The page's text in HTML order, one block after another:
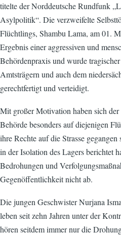
titelte der Norddeutsche Rundfunk
Asylpolitik“. Die verzweifelte
Flüchtlings, Shambu Lama, am 01.
Ergebnis einer aggressiven und
Behördenpraxis und wurde
Amtsträgern und auch dem
gerechtfertigt und verteidigt.
Mit großer Motivation haben sich
Behörde besonders auf diejenigen
ihre Rechte auf die Strasse
in der Isolation des Lagers berichtet
Bedrohungen und
Gegenöffentlichkeit nicht ab.
Die jungen Geschwister Nurjana
leben seit zehn Jahren unter der
hören seitdem immer nur die